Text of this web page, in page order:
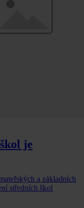
je
a základních
středních škol